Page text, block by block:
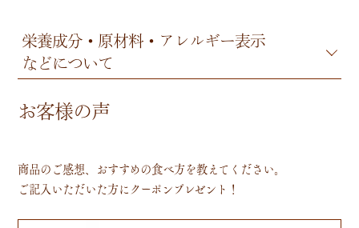
栄養成分・原材料・アレルギー表示
などについて
お客様の声
商品のご感想、おすすめの食べ方を教えてください。
ご記入いただいた方にクーポンプレゼント！